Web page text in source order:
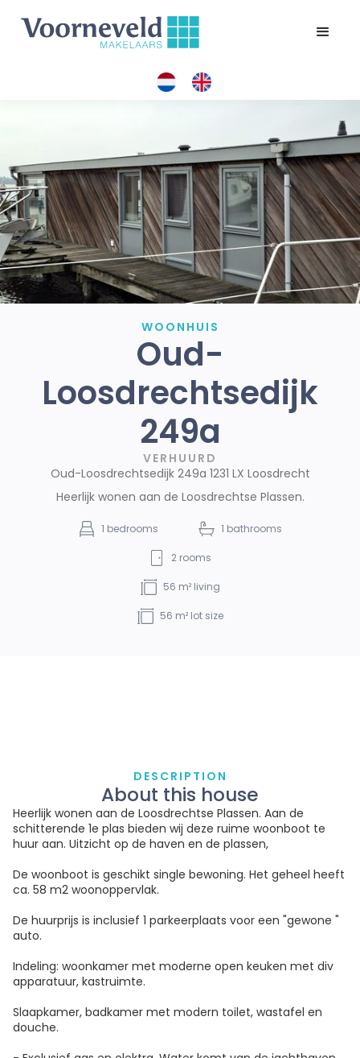
WOONHUIS
Oud-
Loosdrechtsedijk
249a
VERHUURD
Oud-Loosdrechtsedijk 249a 1231 LX Loosdrecht
Heerlijk wonen aan de Loosdrechtse Plassen.
1 bedrooms 1 bathrooms
2 rooms
56 m² living
56 m² lot size
DESCRIPTION
About this house
Heerlijk wonen aan de Loosdrechtse Plassen. Aan de
schitterende 1e plas bieden wij deze ruime woonboot te
huur aan. Uitzicht op de haven en de plassen,
De woonboot is geschikt single bewoning. Het geheel heeft
ca. 58 m2 woonoppervlak.
De huurprijs is inclusief 1 parkeerplaats voor een "gewone "
auto.
Indeling: woonkamer met moderne open keuken met div
apparatuur, kastruimte.
Slaapkamer, badkamer met modern toilet, wastafel en
douche.